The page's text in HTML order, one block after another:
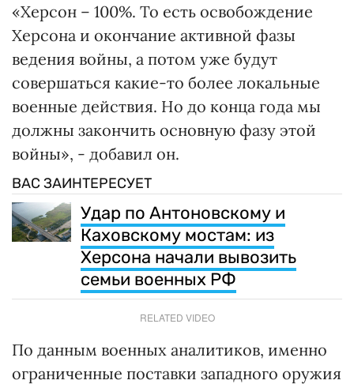
«Херсон – 100%. То есть освобождение
Херсона и окончание активной фазы
ведения войны, а потом уже будут
совершаться какие-то более локальные
военные действия. Но до конца года мы
должны закончить основную фазу этой
войны», - добавил он.
ВАС ЗАИНТЕРЕСУЕТ
Удар по Антоновскому и
Каховскому мостам: из
Херсона начали вывозить
семьи военных РФ
RELATED VIDEO
По данным военных аналитиков, именно
ограниченные поставки западного оружия